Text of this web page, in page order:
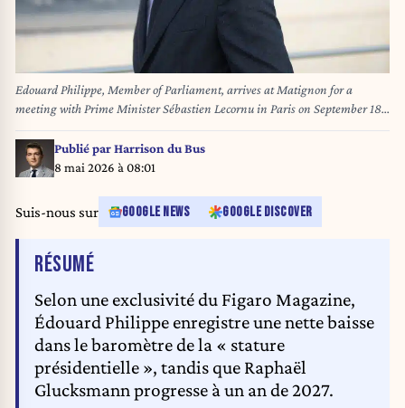
Edouard Philippe, Member of Parliament, arrives at Matignon for a
meeting with Prime Minister Sébastien Lecornu in Paris on September 18,
2025. Jérémy Paoloni/ABACAPRESS.COM
Publié parHarrison du Bus
8 mai 2026 à 08:01
Suis-nous sur GOOGLE NEWS GOOGLE DISCOVER
RÉSUMÉDE L'ARTICLE
Selon une exclusivité du Figaro Magazine,
Édouard Philippe enregistre une nette baisse
dans le baromètre de la « stature
présidentielle », tandis que Raphaël
Glucksmann progresse à un an de 2027.